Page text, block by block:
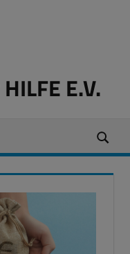
E.V.